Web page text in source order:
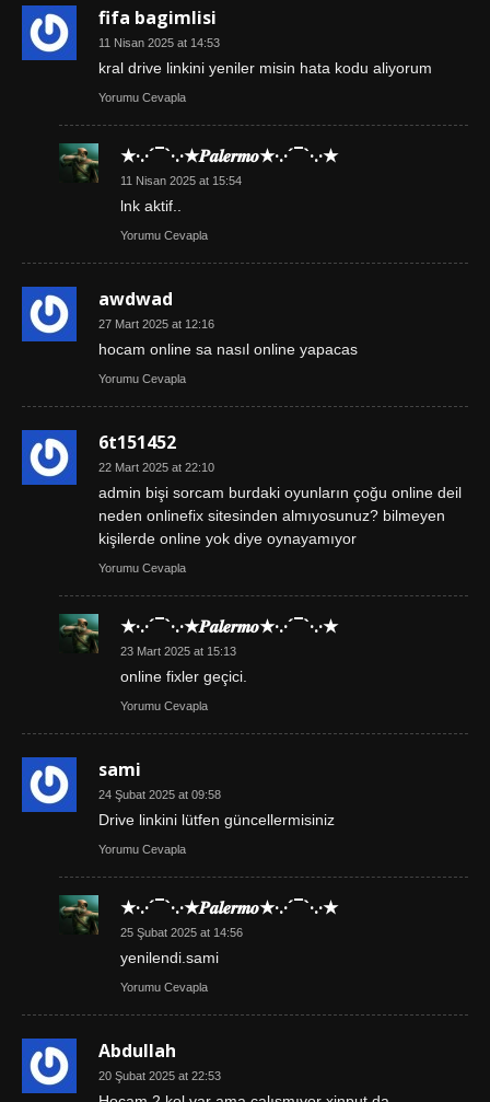
fifa bagimlisi
11 Nisan 2025 at 14:53
kral drive linkini yeniler misin hata kodu aliyorum
Yorumu Cevapla
★·.·´¯`·.·★𝑷𝒂𝒍𝒆𝒓𝒎𝒐★·.·´¯`·.·★
11 Nisan 2025 at 15:54
lnk aktif..
Yorumu Cevapla
awdwad
27 Mart 2025 at 12:16
hocam online sa nasıl online yapacas
Yorumu Cevapla
6t151452
22 Mart 2025 at 22:10
admin bişi sorcam burdaki oyunların çoğu online deil
neden onlinefix sitesinden almıyosunuz? bilmeyen
kişilerde online yok diye oynayamıyor
Yorumu Cevapla
★·.·´¯`·.·★𝑷𝒂𝒍𝒆𝒓𝒎𝒐★·.·´¯`·.·★
23 Mart 2025 at 15:13
online fixler geçici.
Yorumu Cevapla
sami
24 Şubat 2025 at 09:58
Drive linkini lütfen güncellermisiniz
Yorumu Cevapla
★·.·´¯`·.·★𝑷𝒂𝒍𝒆𝒓𝒎𝒐★·.·´¯`·.·★
25 Şubat 2025 at 14:56
yenilendi.sami
Yorumu Cevapla
Abdullah
20 Şubat 2025 at 22:53